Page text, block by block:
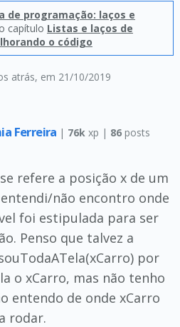
atrás, em 21/10/2019
de programação: laços e
capítulo Listas e laços de
o código
Ferreira | 76k xp | 86 posts
refere a posição x de um
não encontro onde
foi estipulada para ser
Penso que talvez a
por
o xCarro, mas não tenho
entendo de onde xCarro
rodar.